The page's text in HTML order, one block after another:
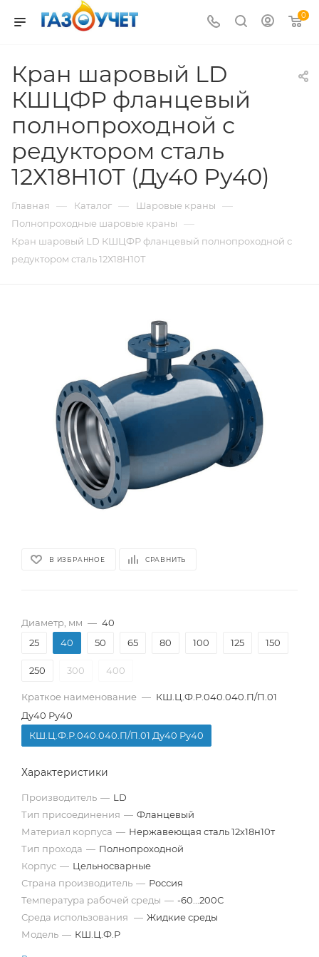
0
Кран шаровый LD
КШЦФР фланцевый
полнопроходной с
редуктором сталь
12Х18Н10Т (Ду40 Ру40)
Главная — Каталог — Шаровые краны —
Полнопроходные шаровые краны —
Кран шаровый LD КШЦФР фланцевый полнопроходной с
редуктором сталь 12Х18Н10Т
В ИЗБРАННОЕ СРАВНИТЬ
Диаметр, мм — 40
25
40 50 65 80 100 125 150
250 300 400
Краткое наименование — КШ.Ц.Ф.Р.040.040.П/П.01
Ду40 Ру40
КШ.Ц.Ф.Р.040.040.П/П.01 Ду40 Ру40
Характеристики
Производитель — LD
Тип присоединения — Фланцевый
Материал корпуса — Нержавеющая сталь 12х18н10т
Тип прохода — Полнопроходной
Корпус — Цельносварные
Страна производитель — Россия
Температура рабочей среды — -60...200С
Среда использования — Жидкие среды
Модель — КШ.Ц.Ф.Р